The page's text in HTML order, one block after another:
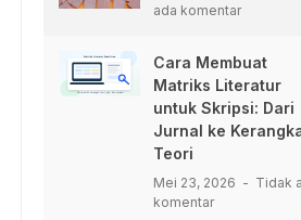
ada komentar
Cara Membuat
Matriks Literatur
untuk Skripsi: Dari
Jurnal ke
Teori
Mei 23, 2026
Tidak
komentar